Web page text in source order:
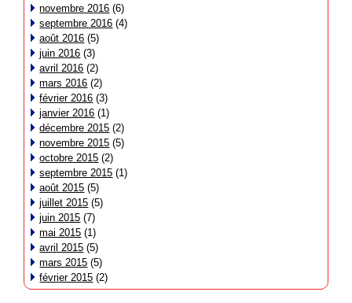
novembre 2016 (6)
septembre 2016 (4)
août 2016 (5)
juin 2016 (3)
avril 2016 (2)
mars 2016 (2)
février 2016 (3)
janvier 2016 (1)
décembre 2015 (2)
novembre 2015 (5)
octobre 2015 (2)
septembre 2015 (1)
août 2015 (5)
juillet 2015 (5)
juin 2015 (7)
mai 2015 (1)
avril 2015 (5)
mars 2015 (5)
février 2015 (2)